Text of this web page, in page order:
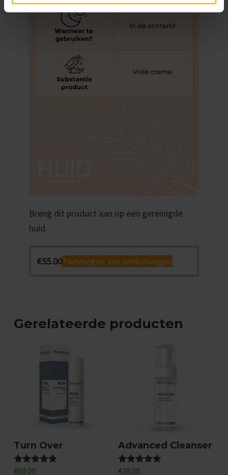
Breng dit product aan op een gereinigde
huid.
€55.00Toevoegen aan winkelwagen
Gerelateerde producten
Turn Over
Gewaardeerd
€60.00
Advanced Cleanser
Gewaardeerd
€38.00